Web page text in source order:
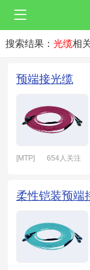
搜索结果： 光缆相
预端接光缆
[MTP] 654人关注
柔性铠装预端